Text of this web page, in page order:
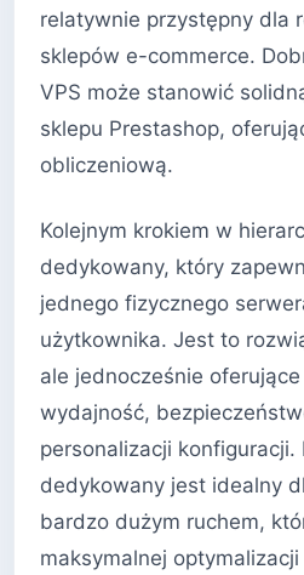
relatywnie przystępny dla
sklepów e-commerce.
VPS może stanowić
sklepu Prestashop,
obliczeniową.
Kolejnym krokiem w
dedykowany, który
jednego fizycznego
użytkownika. Jest to
ale jednocześnie
wydajność,
personalizacji konfiguracji.
dedykowany jest idealny
bardzo dużym ruchem,
maksymalnej